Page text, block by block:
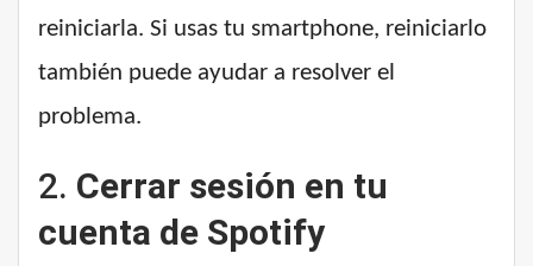
reiniciarla. Si usas tu smartphone, reiniciarlo
también puede ayudar a resolver el
problema.
2. Cerrar sesión en tu
cuenta de Spotify